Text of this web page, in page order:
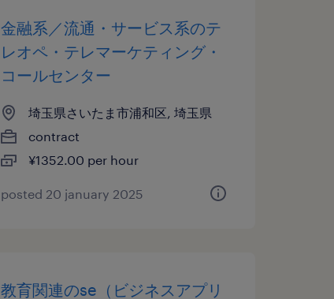
金融系／流通・サービス系のテ
レオペ・テレマーケティング・
コールセンター
埼玉県さいたま市浦和区, 埼玉県
contract
¥1352.00 per hour
posted 20 january 2025
教育関連のse（ビジネスアプリ